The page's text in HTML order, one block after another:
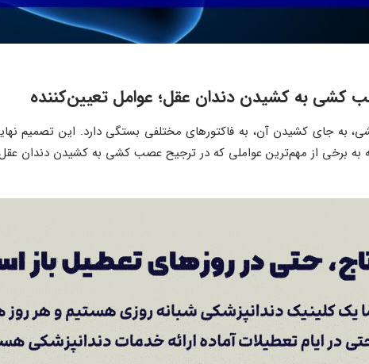
کشی به کشیدن دندان عقل؛ عوامل تعیین‌کننده
به جای کشیدن آن، به فاکتورهای مختلفی بستگی دارد. این تصمیم
به برخی از مهم‌ترین عواملی که در ترجیح عصب کشی به کشیدن دندان